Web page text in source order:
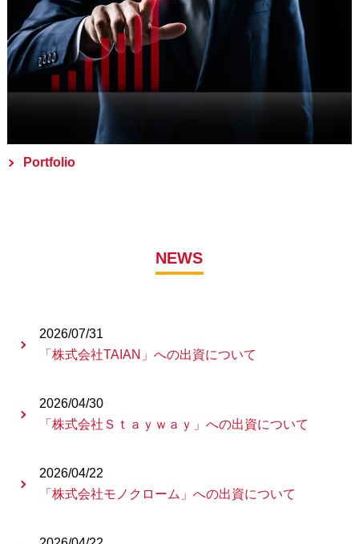
Portfolio
NEWS
2026/07/31
「株式会社TAIAN」への出資について
2026/04/30
「株式会社Ｓｔａｙｗａｙ」への出資について
2026/04/22
「株式会社モノクローム」への出資について